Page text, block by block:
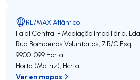
RE/MAX Atlântico
Faial Central - Mediação Imobiliária, Lda
Rua Bombeiros Voluntários, 7 R/C Esq.
9900-099 Horta
Horta (Matriz), Horta
Ver en mapas